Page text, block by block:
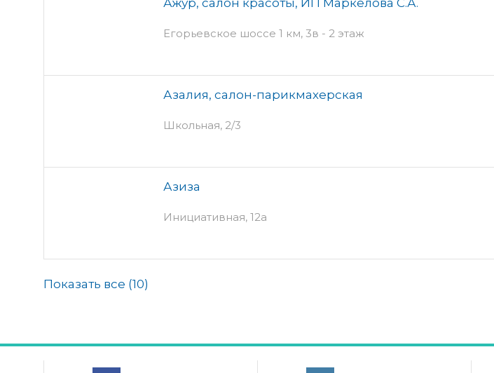
Егорьевское шоссе 1 км, 3в - 2 этаж
Азалия, салон-парикмахерская
Школьная, 2/3
Азиза
Инициативная, 12а
Показать все (10)